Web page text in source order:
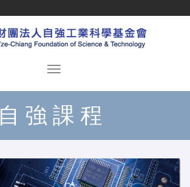
自強課程